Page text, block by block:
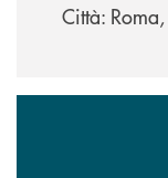
Città: